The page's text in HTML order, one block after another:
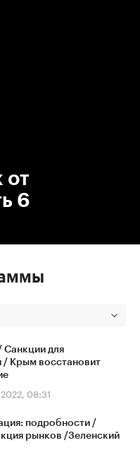
от
6
для
/ Крым восстановит
08:31
подробности /
рынков /Зеленский